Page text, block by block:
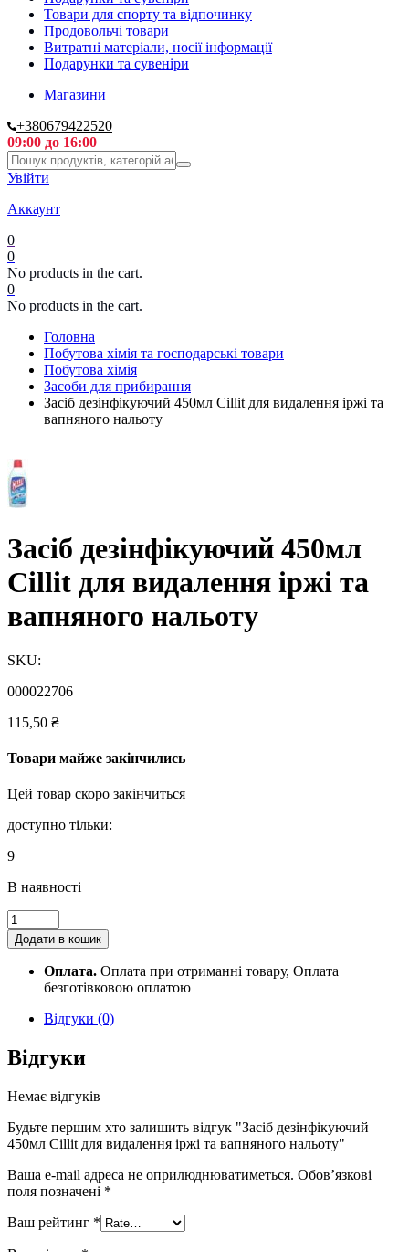
Товари для спорту та відпочинку
Продовольчі товари
Витратні матеріали, носії інформації
Подарунки та сувеніри
Магазини
+380679422520
09:00 до 16:00
Увійти
Аккаунт
0
0
No products in the cart.
0
No products in the cart.
Головна
Побутова хімія та господарські товари
Побутова хімія
Засоби для прибирання
Засіб дезінфікуючий 450мл Cillit для видалення іржі та
вапняного нальоту
Засіб дезінфікуючий 450мл
Cillit для видалення іржі та
вапняного нальоту
SKU:
000022706
115,50 ₴
Товари майже закінчились
Цей товар скоро закінчиться
доступно тільки:
9
В наявності
Засіб
дезінфікуючий
450мл
Cillit
іржі
вапняного
нальоту
Додати в кошик
Оплата. Оплата при отриманні товару, Оплата
безготівковою оплатою
Відгуки (0)
Відгуки
Немає відгуків
Будьте першим хто залишить відгук "Засіб дезінфікуючий
450мл Cillit для видалення іржі та вапняного нальоту"
Ваша e-mail адреса не оприлюднюватиметься. Обов’язкові
поля позначені *
Ваш рейтинг *